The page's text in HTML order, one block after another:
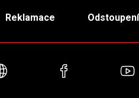
Reklamace
Webové stránkyFacebook